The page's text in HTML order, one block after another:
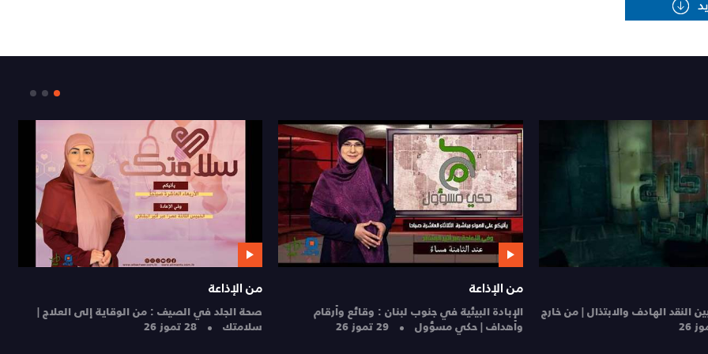
يسألونك عن الإنسان والحياة | 28-7-2026
28
تموز 26
الإخاء الأهلي عاليه ورحلة العودة إلى الدرجة الأولى
| STAD27 تموز 26
يسألونك عن الإنسان والحياة | 27-7-2026
تموز 26